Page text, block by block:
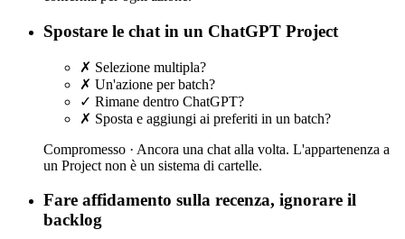
Spostare le chat in un ChatGPT Project
✗ Selezione multipla?
✗ Un'azione per batch?
✓ Rimane dentro ChatGPT?
✗ Sposta e aggiungi ai preferiti in un batch?
Compromesso · Ancora una chat alla volta. L'appartenenza a
un Project non è un sistema di cartelle.
Fare affidamento sulla recenza, ignorare il
backlog